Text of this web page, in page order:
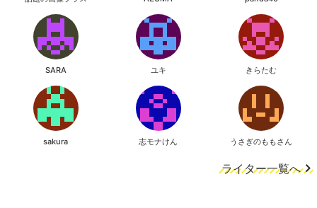
SARA ユキ きらたむ
sakura 志モナけん うさぎのももさん
ライター一覧へ